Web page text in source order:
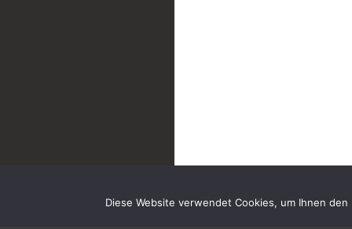
Diese Website verwendet Cookies, um Ihnen